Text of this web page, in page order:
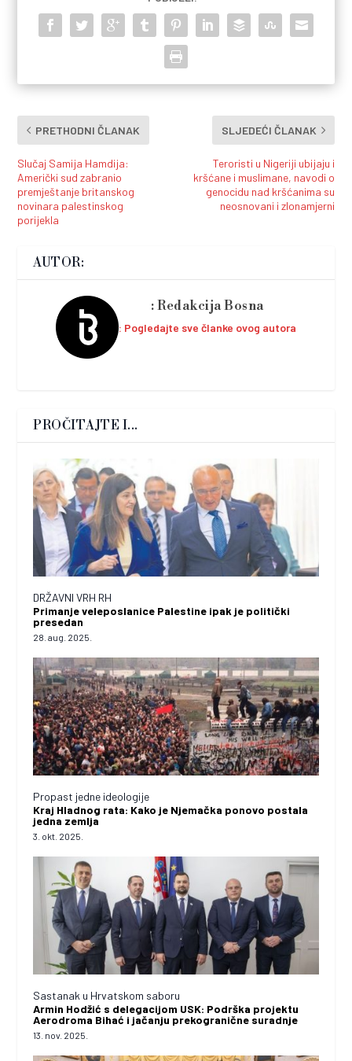
PRETHODNI ČLANAK
Slučaj Samija Hamdija:
Američki sud zabranio
premještanje britanskog
novinara palestinskog
porijekla
SLJEDEĆI ČLANAK
Teroristi u Nigeriji ubijaju i
kršćane i muslimane, navodi o
genocidu nad kršćanima su
neosnovani i zlonamjerni
AUTOR:
Redakcija Bosna
Pogledajte sve članke ovog autora
PROČITAJTE I...
DRŽAVNI VRH RH
Primanje veleposlanice Palestine ipak je politički
presedan
28. aug. 2025.
Propast jedne ideologije
Kraj Hladnog rata: Kako je Njemačka ponovo postala
jedna zemlja
3. okt. 2025.
Sastanak u Hrvatskom saboru
Armin Hodžić s delegacijom USK: Podrška projektu
Aerodroma Bihać i jačanju prekogranične suradnje
13. nov. 2025.